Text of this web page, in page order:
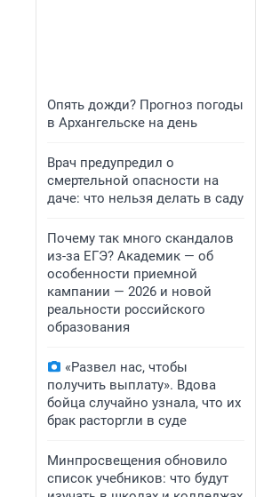
Опять дожди? Прогноз погоды
в Архангельске на день
Врач предупредил о
смертельной опасности на
даче: что нельзя делать в саду
Почему так много скандалов
из-за ЕГЭ? Академик — об
особенности приемной
кампании — 2026 и новой
реальности российского
образования
«Развел нас, чтобы
получить выплату». Вдова
бойца случайно узнала, что их
брак расторгли в суде
Минпросвещения обновило
список учебников: что будут